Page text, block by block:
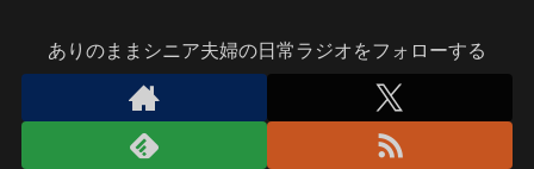
ありのままシニア夫婦の日常ラジオをフォローする